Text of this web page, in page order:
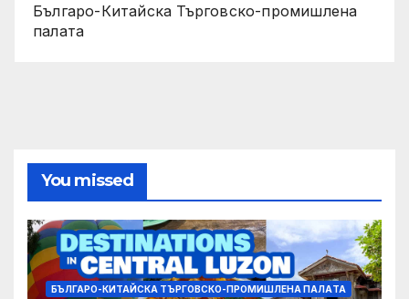
Българо-Китайска Търговско-промишлена
палaта
You missed
БЪЛГАРО-КИТАЙСКА ТЪРГОВСКО-ПРОМИШЛЕНА ПАЛAТА